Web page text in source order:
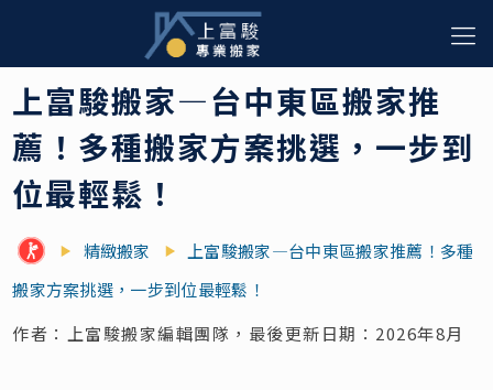
上富駿搬家—台中東區搬家推
薦！多種搬家方案挑選，一步到
位最輕鬆！
精緻搬家
上富駿搬家—台中東區搬家推薦！多種
搬家方案挑選，一步到位最輕鬆！
作者：上富駿搬家編輯團隊，最後更新日期：2026年8月